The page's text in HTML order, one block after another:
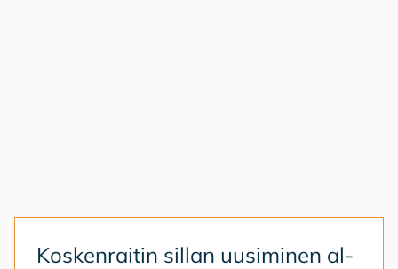
Kos­ken­rai­tin sil­lan uusi­mi­nen al­